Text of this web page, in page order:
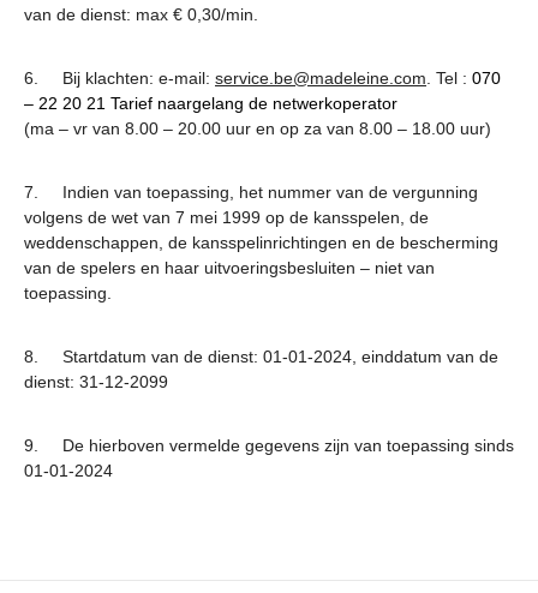
van de dienst: max € 0,30/min.
6. Bij klachten: e-mail: service.be@madeleine.com . Tel : 070
– 22 20 21 Tarief naargelang de netwerkoperator
(ma – vr van 8.00 – 20.00 uur en op za van 8.00 – 18.00 uur)
7. Indien van toepassing, het nummer van de vergunning
volgens de wet van 7 mei 1999 op de kansspelen, de
weddenschappen, de kansspelinrichtingen en de bescherming
van de spelers en haar uitvoeringsbesluiten – niet van
toepassing.
8. Startdatum van de dienst: 01-01-2024, einddatum van de
dienst: 31-12-2099
9. De hierboven vermelde gegevens zijn van toepassing sinds
01-01-2024